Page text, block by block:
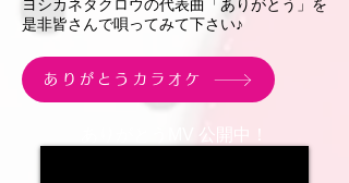
ヨシカネタクロウの代表曲「ありがとう」​を
是非皆さんで唄ってみて下さい♪
ありがとうカラオケ
ありがとうMV 公開中！